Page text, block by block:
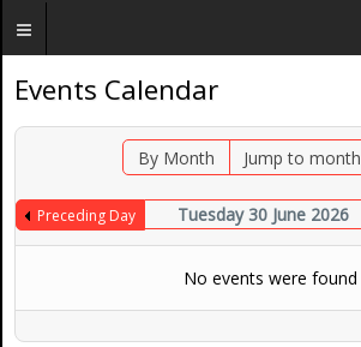
Events Calendar
By Month Jump to month
Preceding Day Tuesday 30 June 2026
No events were found